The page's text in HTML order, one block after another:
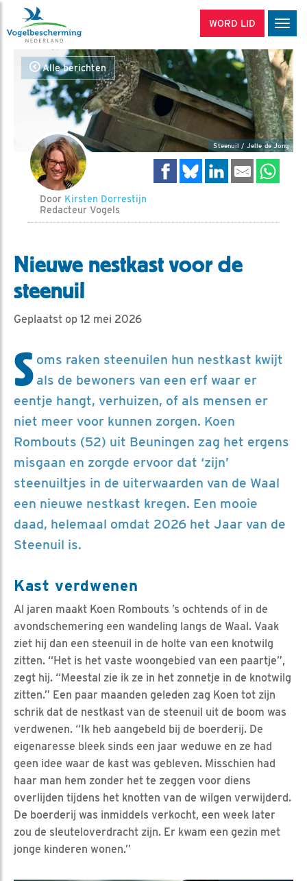
WORD LID
Alle berichten
Steenuil / Jelle de Jong
Door Kirsten Dorrestijn
Redacteur Vogels
Nieuwe nestkast voor de
steenuil
Geplaatst op 12 mei 2026
S oms raken steenuilen hun nestkast kwijt
als de bewoners van een erf waar er
eentje hangt, verhuizen, of als mensen er
niet meer voor kunnen zorgen. Koen
Rombouts (52) uit Beuningen zag het ergens
misgaan en zorgde ervoor dat ‘zijn’
steenuiltjes in de uiterwaarden van de Waal
een nieuwe nestkast kregen. Een mooie
daad, helemaal omdat 2026 het Jaar van de
Steenuil is.
Kast verdwenen
Al jaren maakt Koen Rombouts ’s ochtends of in de
avondschemering een wandeling langs de Waal. Vaak
ziet hij dan een steenuil in de holte van een knotwilg
zitten. “Het is het vaste woongebied van een paartje”,
zegt hij. “Meestal zie ik ze in het zonnetje in de knotwilg
zitten.” Een paar maanden geleden zag Koen tot zijn
schrik dat de nestkast van de steenuil uit de boom was
verdwenen. “Ik heb aangebeld bij de boerderij. De
eigenaresse bleek sinds een jaar weduwe en ze had
geen idee waar de kast was gebleven. Misschien had
haar man hem zonder het te zeggen voor diens
overlijden tijdens het knotten van de wilgen verwijderd.
De boerderij was inmiddels verkocht, een week later
zou de sleuteloverdracht zijn. Er kwam een gezin met
jonge kinderen wonen.”